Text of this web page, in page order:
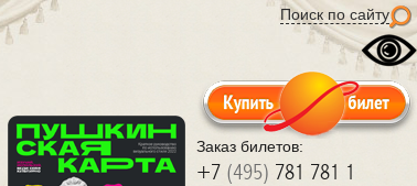
Поиск по сайту
Заказ билетов:
+7 (495) 781 781 1